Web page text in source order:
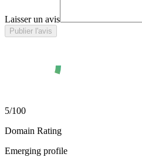
Laisser un avis
Publier l'avis
5/100
Domain Rating
Emerging profile